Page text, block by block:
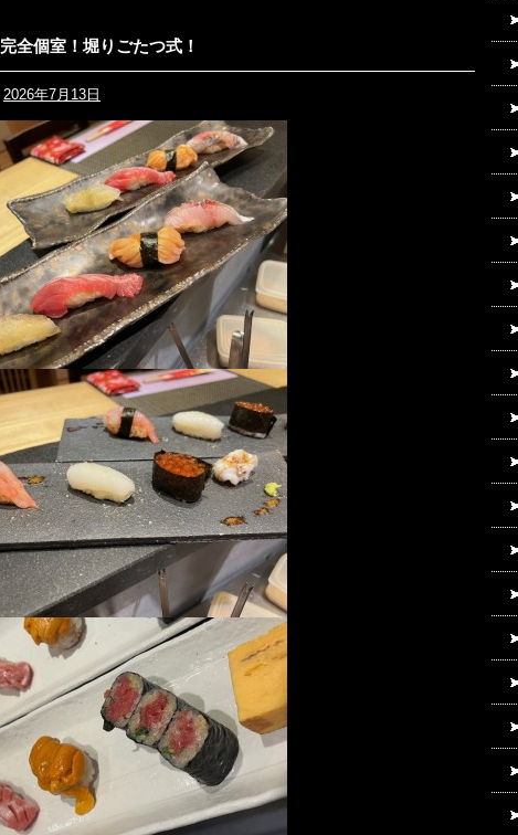
完全個室！堀りごたつ式！
2026年7月13日